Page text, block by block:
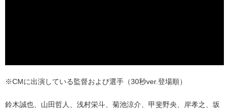
※CMに出演している監督および選手（30秒ver.登場順）
鈴木誠也、山田哲人、浅村栄斗、菊池涼介、甲斐野央、岸孝之、坂